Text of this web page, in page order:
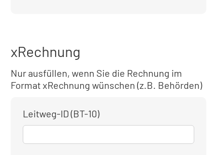
xRechnung
Nur ausfüllen, wenn Sie die Rechnung im
Format xRechnung wünschen (z.B. Behörden)
Leitweg-ID (BT-10)